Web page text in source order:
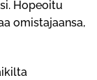
Hopeoitu
omistajaansa,